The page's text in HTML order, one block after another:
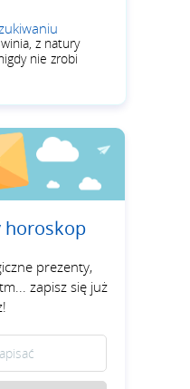
z natury
nie zrobi
horoskop
prezenty,
zapisz się już